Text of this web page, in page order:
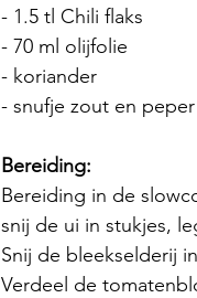
- 1.5 tl Chili flaks
- 70 ml olijfolie
- koriander
- snufje zout en peper
Bereiding:
Bereiding in de
snij de ui in stukjes,
Snij de bleekselderij
Verdeel de